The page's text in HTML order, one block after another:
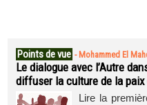
Points de vue - Mohammed El
Le dialogue avec l’Autre
diffuser la culture de la
Lire la